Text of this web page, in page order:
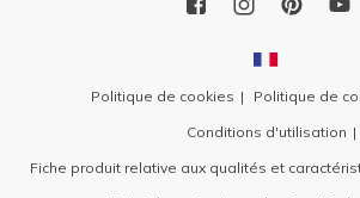
Politique de cookies
Politique de
Conditions d'utilisation
Fiche produit relative aux qualités et